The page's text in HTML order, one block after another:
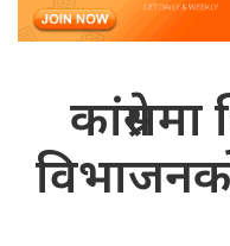
कांग्रेसमा